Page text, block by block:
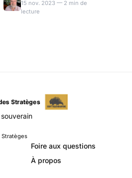
le remplacement individuel par
l’effondrement des
constructions individuelles
n’aide-t-il pas à atteindre,
sans le dire, les objectifs fixés
par l’Accord de
15 nov. 2023 — 2 min de
lecture
Foire aux questions
À propos